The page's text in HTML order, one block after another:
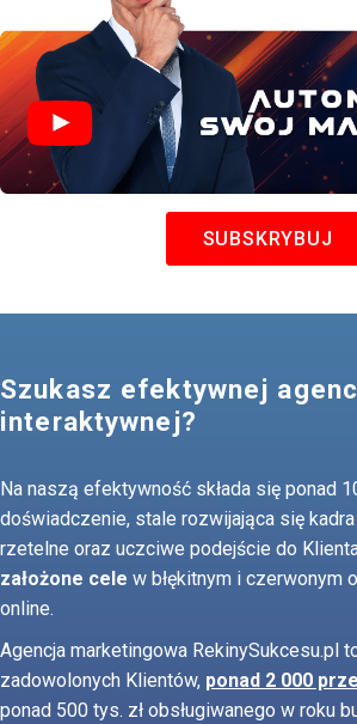
SUBSKRYBUJ
Szukasz efektywnej
interaktywnej?
Na naszą efektywność składa się ponad
doświadczenie, stale rozwijająca się
rzetelne oraz uczciwe podejście do
założone cele w błękitnym i czerwonym
online.
Agencja marketingowa RekinySukcesu.pl
zadowolonych Klientów, ponad 2 000
ponad 500 tys. zł obsługiwanego w roku